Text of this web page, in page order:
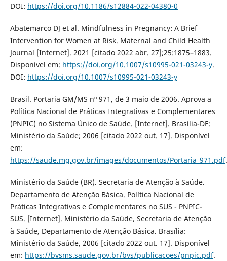
DOI: https://doi.org/10.1186/s12884-022-04380-0
Abatemarco DJ et al. Mindfulness in Pregnancy: A Brief
Intervention for Women at Risk. Maternal and Child Health
Journal [Internet]. 2021 [citado 2022 abr. 27];25:1875–1883.
Disponível em: https://doi.org/10.1007/s10995-021-03243-y.
DOI: https://doi.org/10.1007/s10995-021-03243-y
Brasil. Portaria GM/MS nº 971, de 3 maio de 2006. Aprova a
Política Nacional de Práticas Integrativas e Complementares
(PNPIC) no Sistema Único de Saúde. [Internet]. Brasília-DF:
Ministério da Saúde; 2006 [citado 2022 out. 17]. Disponível
em:
https://saude.mg.gov.br/images/documentos/Portaria_971.pdf.
Ministério da Saúde (BR). Secretaria de Atenção à Saúde.
Departamento de Atenção Básica. Política Nacional de
Práticas Integrativas e Complementares no SUS - PNPIC-
SUS. [Internet]. Ministério da Saúde, Secretaria de Atenção
à Saúde, Departamento de Atenção Básica. Brasília:
Ministério da Saúde, 2006 [citado 2022 out. 17]. Disponível
em: https://bvsms.saude.gov.br/bvs/publicacoes/pnpic.pdf.